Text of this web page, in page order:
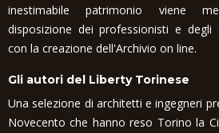
inestimabile patrimonio viene
disposizione dei professionisti e degli
con la creazione dell'Archivio on line.
Gli autori del Liberty Torinese
Una selezione di architetti e ingegneri
Novecento che hanno reso Torino la